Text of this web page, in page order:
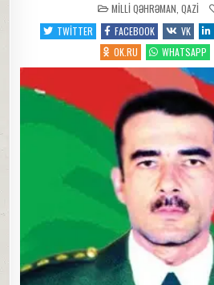
POSTED
IN
MILLI QƏHRƏMAN QAZI
TWITTER
FACEBOOK VK
OK.RU
WHATSAPP